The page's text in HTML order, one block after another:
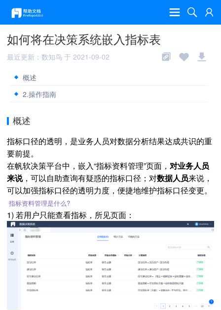
如何将在决策系统嵌入指标表
最近更新：数知鸟 于 2021-09-02
概述
2.操作指南
概述
指标口径的透明，是业务人员对数据分析结果达成共识的重
要前提。
在帆软决策平台中，嵌入“指标资料管理”页面， 对业务人员
来说，可以自助查询有疑惑的指标口径；对数据人员来说，
可以加强指标口径的透明力度，便捷地维护指标口径变更。
指标资料管理是什么?
1) 若用户只能查看指标，所见页面：